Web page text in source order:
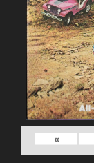
»